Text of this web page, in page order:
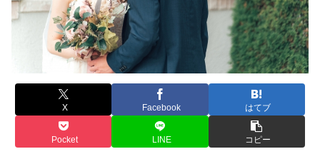
X Facebook はてブ
Pocket LINE コピー